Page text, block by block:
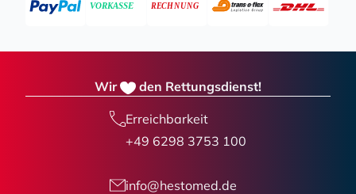
Wir den Rettungsdienst!
Erreichbarkeit
+49 6298 3753 100
info@hestomed.de